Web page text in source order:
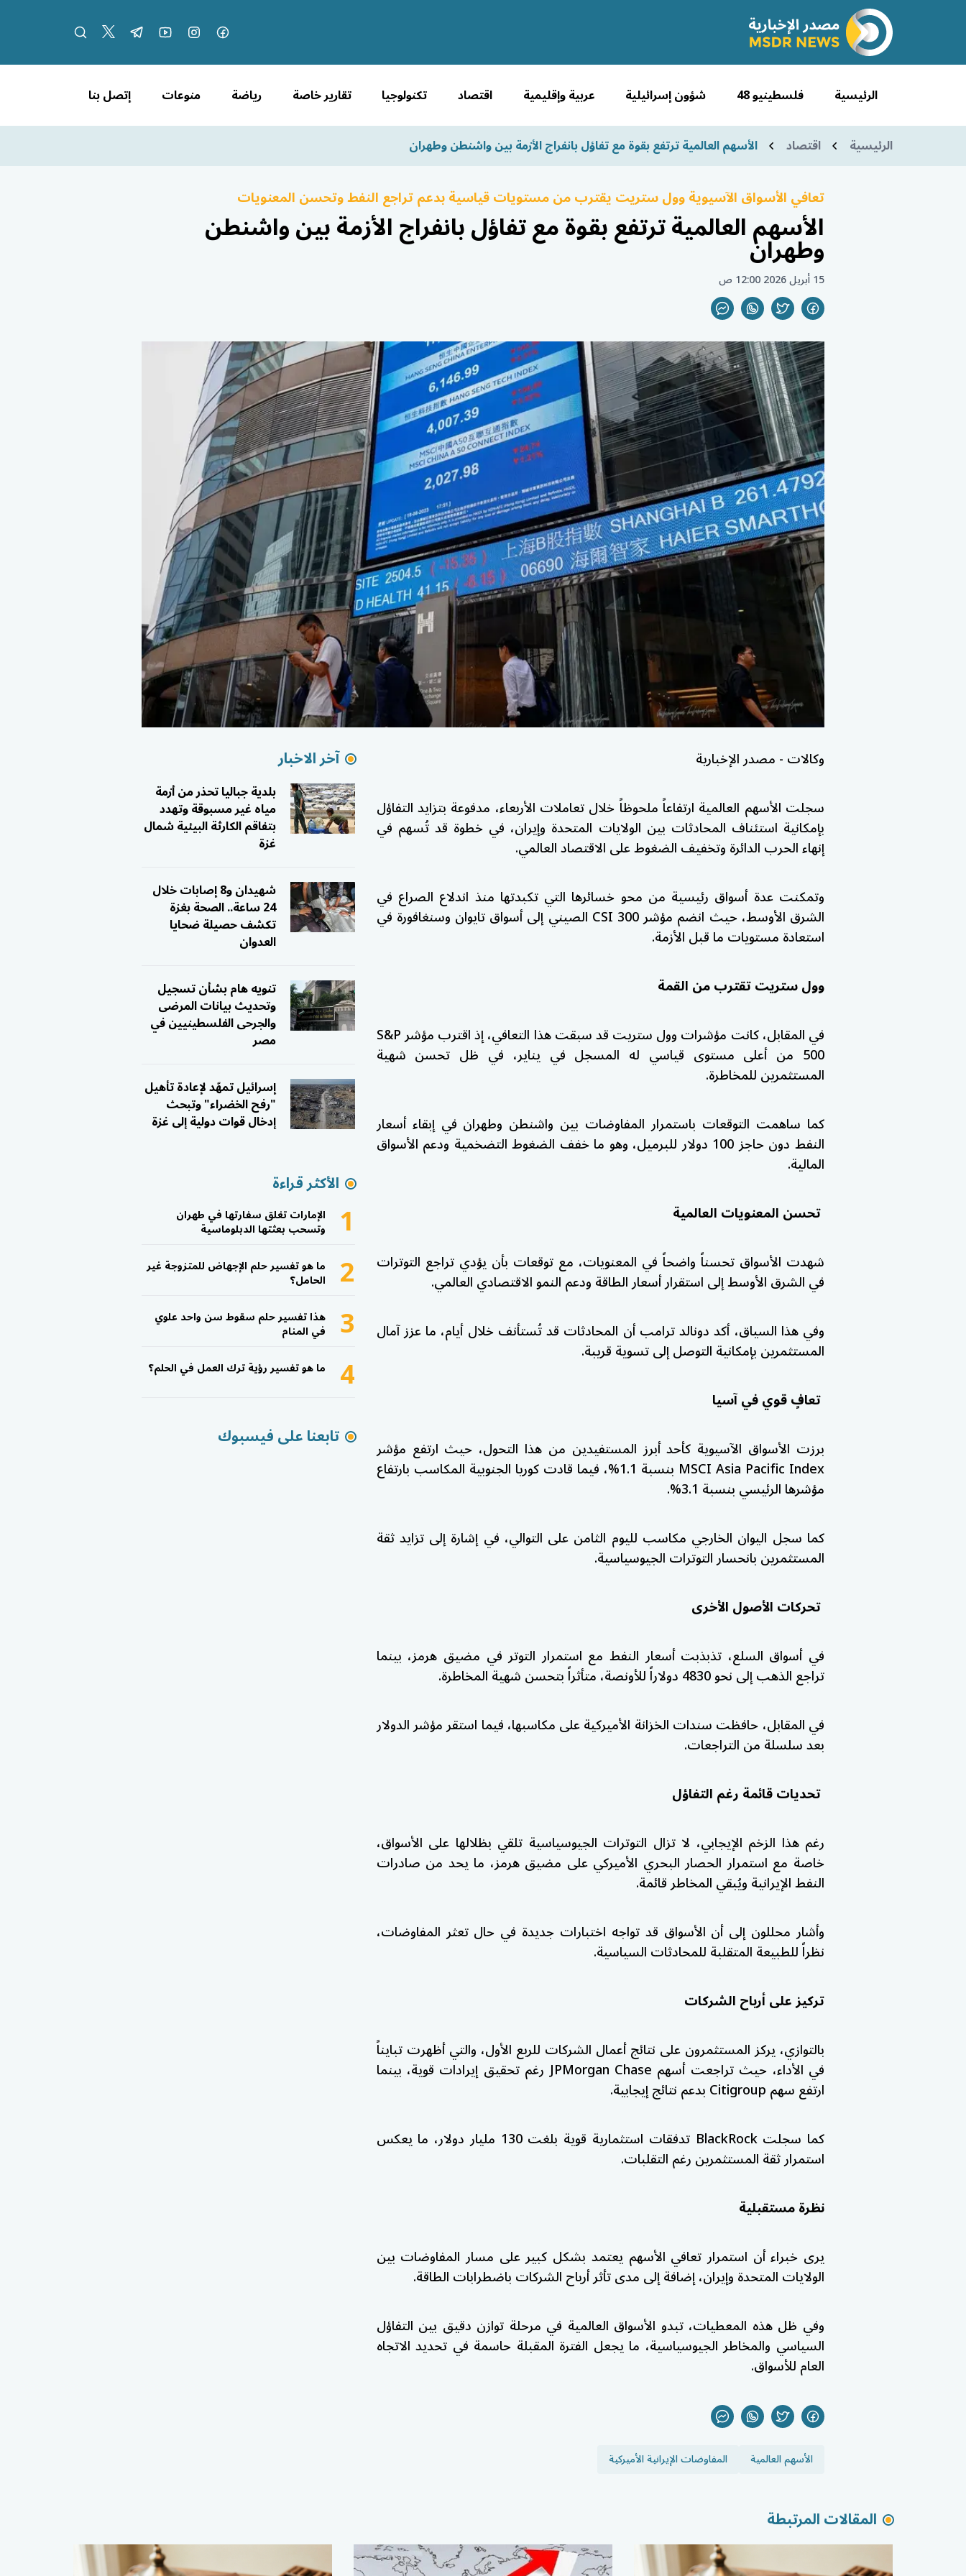
الرئيسية فلسطينيو 48 شؤون إسرائيلية عربية وإقليمية اقتصاد تكنولوجيا تقارير خاصة رياضة منوعات إتصل بنا
الرئيسية اقتصاد الأسهم العالمية ترتفع بقوة مع تفاؤل بانفراج الأزمة بين واشنطن وطهران
تعافي الأسواق الآسيوية وول ستريت يقترب من مستويات قياسية بدعم تراجع النفط وتحسن المعنويات
الأسهم العالمية ترتفع بقوة مع تفاؤل بانفراج الأزمة بين واشنطن
وطهران
15 أبريل 2026 12:00 ص
وكالات - مصدر الإخبارية
سجلت الأسهم العالمية ارتفاعاً ملحوظاً خلال تعاملات الأربعاء، مدفوعة بتزايد التفاؤل
بإمكانية استئناف المحادثات بين الولايات المتحدة وإيران، في خطوة قد تُسهم في
إنهاء الحرب الدائرة وتخفيف الضغوط على الاقتصاد العالمي.
وتمكنت عدة أسواق رئيسية من محو خسائرها التي تكبدتها منذ اندلاع الصراع في
الشرق الأوسط، حيث انضم مؤشرCSI 300 الصيني إلى أسواقتايوان وسنغافورة في
استعادة مستويات ما قبل الأزمة.
وول ستريت تقترب من القمة
في المقابل، كانت مؤشراتوول ستريتقد سبقت هذا التعافي، إذ اقترب مؤشرS&P
500 من أعلى مستوى قياسي له المسجل في يناير، في ظل تحسن شهية
المستثمرين للمخاطرة.
كما ساهمت التوقعات باستمرار المفاوضات بين واشنطن وطهران في إبقاء أسعار
النفط دون حاجز 100 دولار للبرميل، وهو ما خفف الضغوط التضخمية ودعم الأسواق
المالية.
تحسن المعنويات العالمية
شهدت الأسواق تحسناً واضحاً في المعنويات، مع توقعات بأن يؤدي تراجع التوترات
في الشرق الأوسط إلى استقرار أسعار الطاقة ودعم النمو الاقتصادي العالمي.
وفي هذا السياق، أكددونالد ترامبأن المحادثات قد تُستأنف خلال أيام، ما عزز آمال
المستثمرين بإمكانية التوصل إلى تسوية قريبة.
تعافٍ قوي في آسيا
برزت الأسواق الآسيوية كأحد أبرز المستفيدين من هذا التحول، حيث ارتفع مؤشر
MSCI Asia Pacific Index بنسبة 1.1%، فيما قادت كوريا الجنوبية المكاسب بارتفاع
مؤشرها الرئيسي بنسبة 3.1%.
كما سجل اليوان الخارجي مكاسب لليوم الثامن على التوالي، في إشارة إلى تزايد ثقة
المستثمرين بانحسار التوترات الجيوسياسية.
تحركات الأصول الأخرى
في أسواق السلع، تذبذبت أسعار النفط مع استمرار التوتر في مضيق هرمز، بينما
تراجع الذهب إلى نحو 4830 دولاراً للأونصة، متأثراً بتحسن شهية المخاطرة.
في المقابل، حافظت سندات الخزانة الأميركية على مكاسبها، فيما استقر مؤشر الدولار
بعد سلسلة من التراجعات.
تحديات قائمة رغم التفاؤل
رغم هذا الزخم الإيجابي، لا تزال التوترات الجيوسياسية تلقي بظلالها على الأسواق،
خاصة مع استمرار الحصار البحري الأميركي على مضيق هرمز، ما يحد من صادرات
النفط الإيرانية ويُبقي المخاطر قائمة.
وأشار محللون إلى أن الأسواق قد تواجه اختبارات جديدة في حال تعثر المفاوضات،
نظراً للطبيعة المتقلبة للمحادثات السياسية.
تركيز على أرباح الشركات
بالتوازي، يركز المستثمرون على نتائج أعمال الشركات للربع الأول، والتي أظهرت تبايناً
في الأداء، حيث تراجعت أسهم JPMorgan Chaseرغم تحقيق إيرادات قوية، بينما
ارتفع سهمCitigroupبدعم نتائج إيجابية.
كما سجلتBlackRock تدفقات استثمارية قوية بلغت 130 مليار دولار، ما يعكس
استمرار ثقة المستثمرين رغم التقلبات.
نظرة مستقبلية
يرى خبراء أن استمرار تعافي الأسهم يعتمد بشكل كبير على مسار المفاوضات بين
الولايات المتحدة وإيران، إضافة إلى مدى تأثر أرباح الشركات باضطرابات الطاقة.
وفي ظل هذه المعطيات، تبدو الأسواق العالمية في مرحلة توازن دقيق بين التفاؤل
السياسي والمخاطر الجيوسياسية، ما يجعل الفترة المقبلة حاسمة في تحديد الاتجاه
العام للأسواق.
الأسهم العالمية المفاوضات الإيرانية الأميركية
آخر الاخبار
بلدية جباليا تحذر من أزمة
مياه غير مسبوقة وتهدد
بتفاقم الكارثة البيئية شمال
غزة
شهيدان و8 إصابات خلال
24 ساعة.. الصحة بغزة
تكشف حصيلة ضحايا
العدوان
تنويه هام بشأن تسجيل
وتحديث بيانات المرضى
والجرحى الفلسطينيين في
مصر
إسرائيل تمهّد لإعادة تأهيل
"رفح الخضراء" وتبحث
إدخال قوات دولية إلى غزة
الأكثر قراءة
1 الإمارات تغلق سفارتها في طهران
وتسحب بعثتها الدبلوماسية
2 ما هو تفسير حلم الإجهاض للمتزوجة غير
الحامل؟
3 هذا تفسير حلم سقوط سن واحد علوي
في المنام
4 ما هو تفسير رؤية ترك العمل في الحلم؟
تابعنا على فيسبوك
المقالات المرتبطة